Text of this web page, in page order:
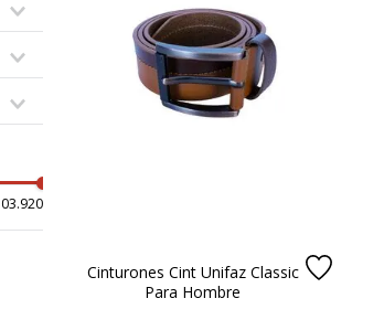
Cinturones Cint Unifaz Classic
Para Hombre